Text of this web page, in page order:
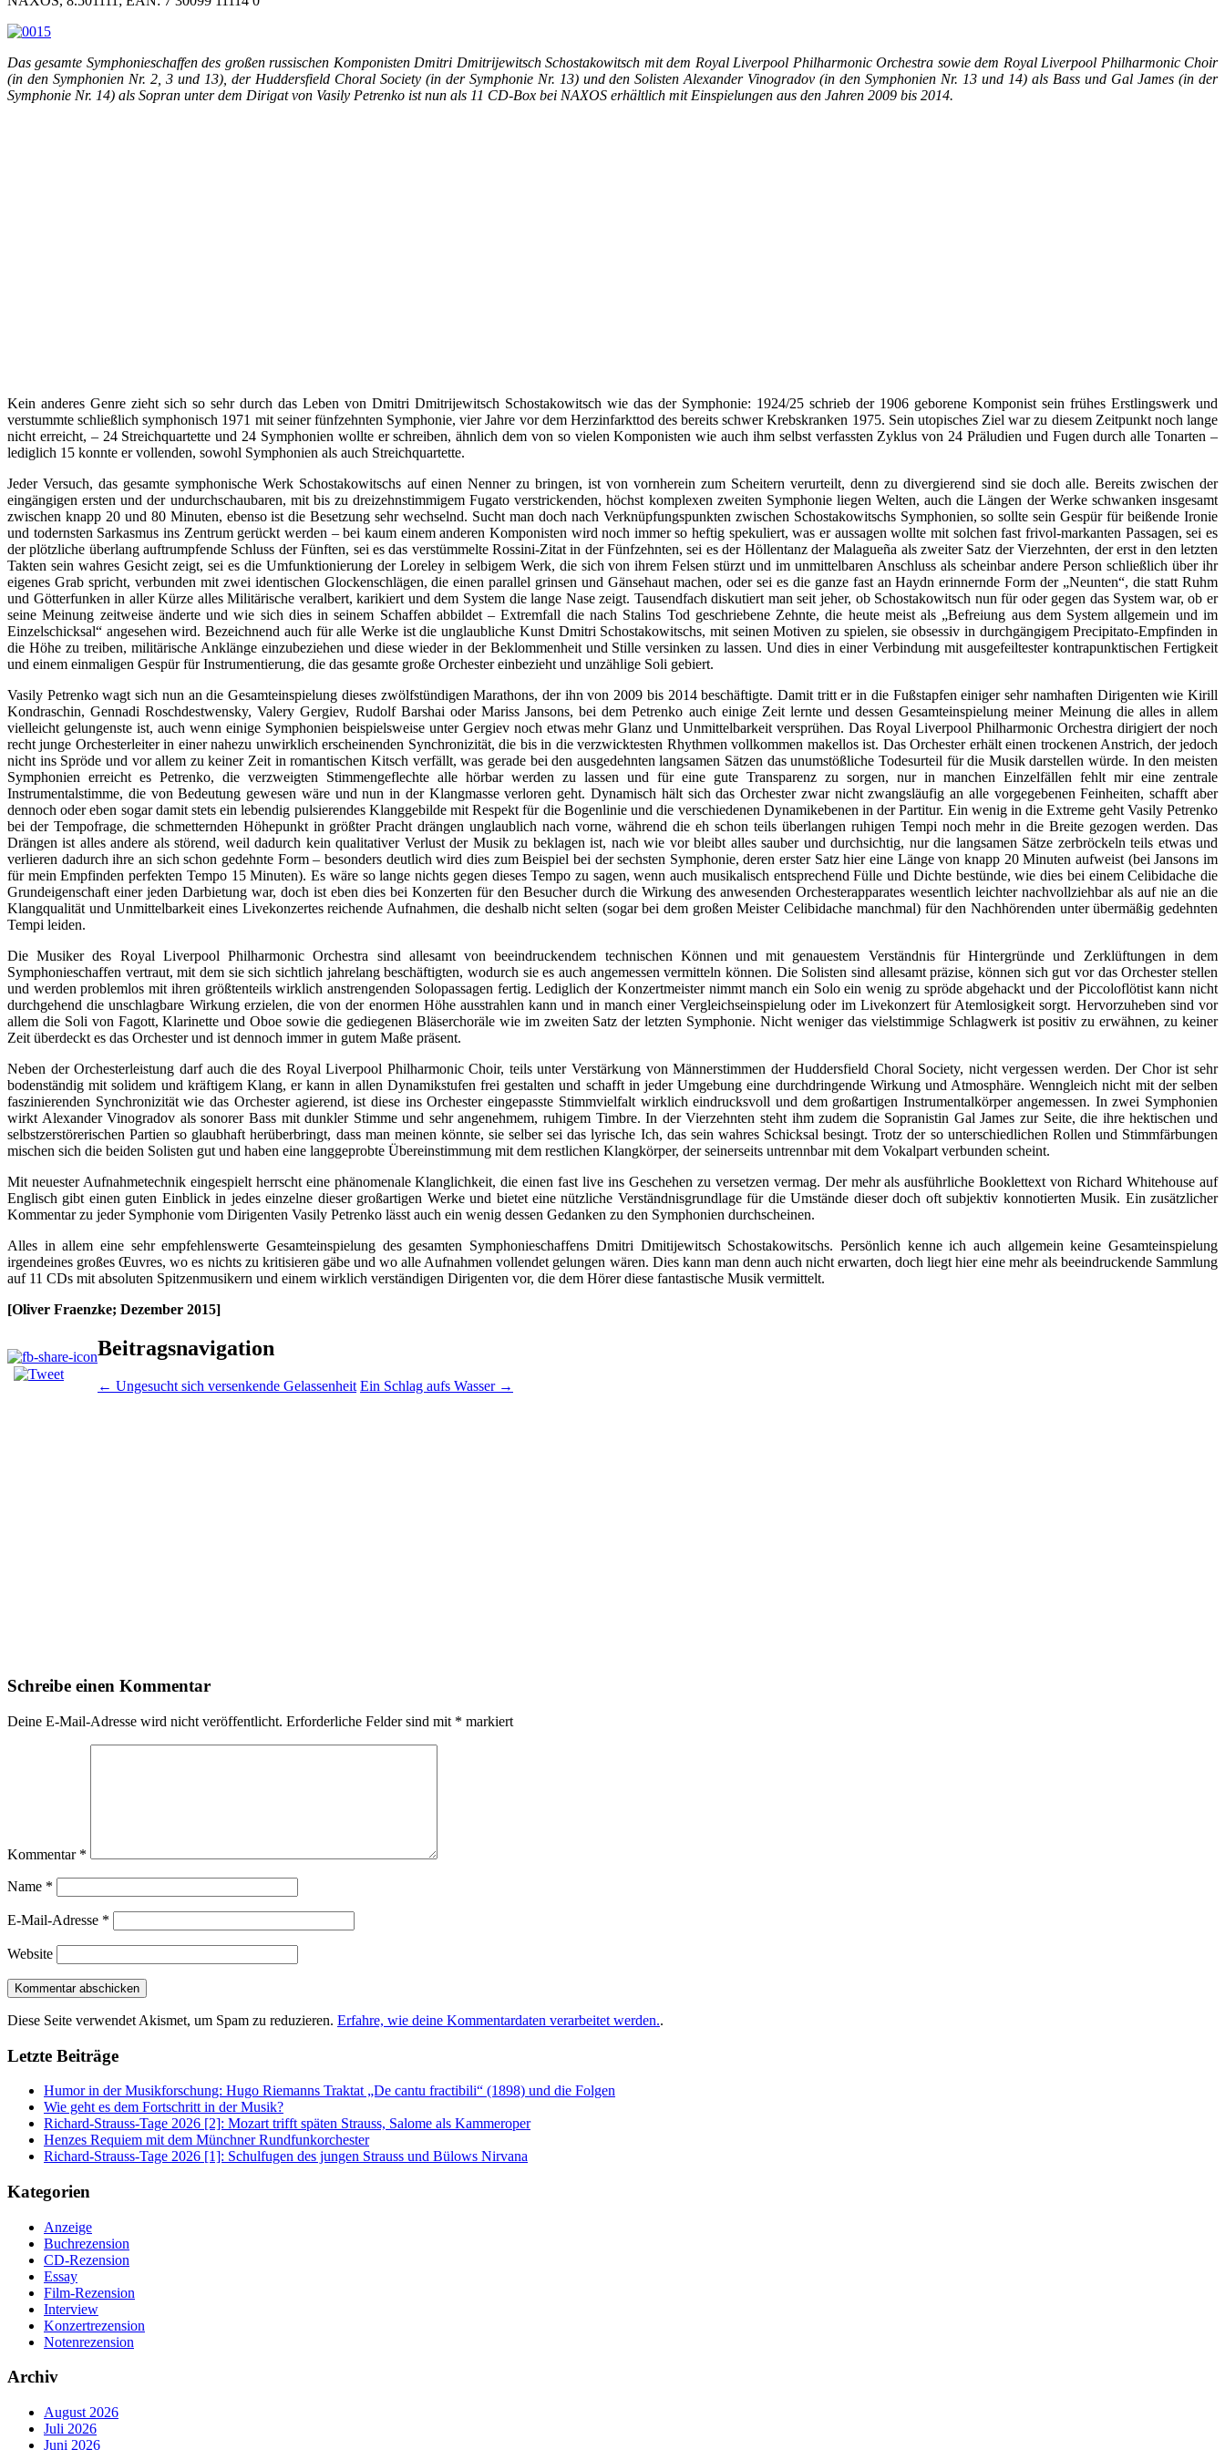
Das gesamte Symphonieschaffen des großen russischen Komponisten Dmitri Dmitrijewitsch Schostakowitsch mit dem Royal Liverpool Philharmonic Orchestra sowie dem Royal Liverpool Philharmonic Choir
(in den Symphonien Nr. 2, 3 und 13), der Huddersfield Choral Society (in der Symphonie Nr. 13) und den Solisten Alexander Vinogradov (in den Symphonien Nr. 13 und 14) als Bass und Gal James (in der
Symphonie Nr. 14) als Sopran unter dem Dirigat von Vasily Petrenko ist nun als 11 CD-Box bei NAXOS erhältlich mit Einspielungen aus den Jahren 2009 bis 2014.
Kein anderes Genre zieht sich so sehr durch das Leben von Dmitri Dmitrijewitsch Schostakowitsch wie das der Symphonie: 1924/25 schrieb der 1906 geborene Komponist sein frühes Erstlingswerk und
verstummte schließlich symphonisch 1971 mit seiner fünfzehnten Symphonie, vier Jahre vor dem Herzinfarkttod des bereits schwer Krebskranken 1975. Sein utopisches Ziel war zu diesem Zeitpunkt noch lange
nicht erreicht, – 24 Streichquartette und 24 Symphonien wollte er schreiben, ähnlich dem von so vielen Komponisten wie auch ihm selbst verfassten Zyklus von 24 Präludien und Fugen durch alle Tonarten –
lediglich 15 konnte er vollenden, sowohl Symphonien als auch Streichquartette.
Jeder Versuch, das gesamte symphonische Werk Schostakowitschs auf einen Nenner zu bringen, ist von vornherein zum Scheitern verurteilt, denn zu divergierend sind sie doch alle. Bereits zwischen der
eingängigen ersten und der undurchschaubaren, mit bis zu dreizehnstimmigem Fugato verstrickenden, höchst komplexen zweiten Symphonie liegen Welten, auch die Längen der Werke schwanken insgesamt
zwischen knapp 20 und 80 Minuten, ebenso ist die Besetzung sehr wechselnd. Sucht man doch nach Verknüpfungspunkten zwischen Schostakowitschs Symphonien, so sollte sein Gespür für beißende Ironie
und todernsten Sarkasmus ins Zentrum gerückt werden – bei kaum einem anderen Komponisten wird noch immer so heftig spekuliert, was er aussagen wollte mit solchen fast frivol-markanten Passagen, sei es
der plötzliche überlang auftrumpfende Schluss der Fünften, sei es das verstümmelte Rossini-Zitat in der Fünfzehnten, sei es der Höllentanz der Malagueña als zweiter Satz der Vierzehnten, der erst in den letzten
Takten sein wahres Gesicht zeigt, sei es die Umfunktionierung der Loreley in selbigem Werk, die sich von ihrem Felsen stürzt und im unmittelbaren Anschluss als scheinbar andere Person schließlich über ihr
eigenes Grab spricht, verbunden mit zwei identischen Glockenschlägen, die einen parallel grinsen und Gänsehaut machen, oder sei es die ganze fast an Haydn erinnernde Form der „Neunten“, die statt Ruhm
und Götterfunken in aller Kürze alles Militärische veralbert, karikiert und dem System die lange Nase zeigt. Tausendfach diskutiert man seit jeher, ob Schostakowitsch nun für oder gegen das System war, ob er
seine Meinung zeitweise änderte und wie sich dies in seinem Schaffen abbildet – Extremfall die nach Stalins Tod geschriebene Zehnte, die heute meist als „Befreiung aus dem System allgemein und im
Einzelschicksal“ angesehen wird. Bezeichnend auch für alle Werke ist die unglaubliche Kunst Dmitri Schostakowitschs, mit seinen Motiven zu spielen, sie obsessiv in durchgängigem Precipitato-Empfinden in
die Höhe zu treiben, militärische Anklänge einzubeziehen und diese wieder in der Beklommenheit und Stille versinken zu lassen. Und dies in einer Verbindung mit ausgefeiltester kontrapunktischen Fertigkeit
und einem einmaligen Gespür für Instrumentierung, die das gesamte große Orchester einbezieht und unzählige Soli gebiert.
Vasily Petrenko wagt sich nun an die Gesamteinspielung dieses zwölfstündigen Marathons, der ihn von 2009 bis 2014 beschäftigte. Damit tritt er in die Fußstapfen einiger sehr namhaften Dirigenten wie Kirill
Kondraschin, Gennadi Roschdestwensky, Valery Gergiev, Rudolf Barshai oder Mariss Jansons, bei dem Petrenko auch einige Zeit lernte und dessen Gesamteinspielung meiner Meinung die alles in allem
vielleicht gelungenste ist, auch wenn einige Symphonien beispielsweise unter Gergiev noch etwas mehr Glanz und Unmittelbarkeit versprühen. Das Royal Liverpool Philharmonic Orchestra dirigiert der noch
recht junge Orchesterleiter in einer nahezu unwirklich erscheinenden Synchronizität, die bis in die verzwicktesten Rhythmen vollkommen makellos ist. Das Orchester erhält einen trockenen Anstrich, der jedoch
nicht ins Spröde und vor allem zu keiner Zeit in romantischen Kitsch verfällt, was gerade bei den ausgedehnten langsamen Sätzen das unumstößliche Todesurteil für die Musik darstellen würde. In den meisten
Symphonien erreicht es Petrenko, die verzweigten Stimmengeflechte alle hörbar werden zu lassen und für eine gute Transparenz zu sorgen, nur in manchen Einzelfällen fehlt mir eine zentrale
Instrumentalstimme, die von Bedeutung gewesen wäre und nun in der Klangmasse verloren geht. Dynamisch hält sich das Orchester zwar nicht zwangsläufig an alle vorgegebenen Feinheiten, schafft aber
dennoch oder eben sogar damit stets ein lebendig pulsierendes Klanggebilde mit Respekt für die Bogenlinie und die verschiedenen Dynamikebenen in der Partitur. Ein wenig in die Extreme geht Vasily Petrenko
bei der Tempofrage, die schmetternden Höhepunkt in größter Pracht drängen unglaublich nach vorne, während die eh schon teils überlangen ruhigen Tempi noch mehr in die Breite gezogen werden. Das
Drängen ist alles andere als störend, weil dadurch kein qualitativer Verlust der Musik zu beklagen ist, nach wie vor bleibt alles sauber und durchsichtig, nur die langsamen Sätze zerbröckeln teils etwas und
verlieren dadurch ihre an sich schon gedehnte Form – besonders deutlich wird dies zum Beispiel bei der sechsten Symphonie, deren erster Satz hier eine Länge von knapp 20 Minuten aufweist (bei Jansons im
für mein Empfinden perfekten Tempo 15 Minuten). Es wäre so lange nichts gegen dieses Tempo zu sagen, wenn auch musikalisch entsprechend Fülle und Dichte bestünde, wie dies bei einem Celibidache die
Grundeigenschaft einer jeden Darbietung war, doch ist eben dies bei Konzerten für den Besucher durch die Wirkung des anwesenden Orchesterapparates wesentlich leichter nachvollziehbar als auf nie an die
Klangqualität und Unmittelbarkeit eines Livekonzertes reichende Aufnahmen, die deshalb nicht selten (sogar bei dem großen Meister Celibidache manchmal) für den Nachhörenden unter übermäßig gedehnten
Tempi leiden.
Die Musiker des Royal Liverpool Philharmonic Orchestra sind allesamt von beeindruckendem technischen Können und mit genauestem Verständnis für Hintergründe und Zerklüftungen in dem
Symphonieschaffen vertraut, mit dem sie sich sichtlich jahrelang beschäftigten, wodurch sie es auch angemessen vermitteln können. Die Solisten sind allesamt präzise, können sich gut vor das Orchester stellen
und werden problemlos mit ihren größtenteils wirklich anstrengenden Solopassagen fertig. Lediglich der Konzertmeister nimmt manch ein Solo ein wenig zu spröde abgehackt und der Piccoloflötist kann nicht
durchgehend die unschlagbare Wirkung erzielen, die von der enormen Höhe ausstrahlen kann und in manch einer Vergleichseinspielung oder im Livekonzert für Atemlosigkeit sorgt. Hervorzuheben sind vor
allem die Soli von Fagott, Klarinette und Oboe sowie die gediegenen Bläserchoräle wie im zweiten Satz der letzten Symphonie. Nicht weniger das vielstimmige Schlagwerk ist positiv zu erwähnen, zu keiner
Zeit überdeckt es das Orchester und ist dennoch immer in gutem Maße präsent.
Neben der Orchesterleistung darf auch die des Royal Liverpool Philharmonic Choir, teils unter Verstärkung von Männerstimmen der Huddersfield Choral Society, nicht vergessen werden. Der Chor ist sehr
bodenständig mit solidem und kräftigem Klang, er kann in allen Dynamikstufen frei gestalten und schafft in jeder Umgebung eine durchdringende Wirkung und Atmosphäre. Wenngleich nicht mit der selben
faszinierenden Synchronizität wie das Orchester agierend, ist diese ins Orchester eingepasste Stimmvielfalt wirklich eindrucksvoll und dem großartigen Instrumentalkörper angemessen. In zwei Symphonien
wirkt Alexander Vinogradov als sonorer Bass mit dunkler Stimme und sehr angenehmem, ruhigem Timbre. In der Vierzehnten steht ihm zudem die Sopranistin Gal James zur Seite, die ihre hektischen und
selbstzerstörerischen Partien so glaubhaft herüberbringt, dass man meinen könnte, sie selber sei das lyrische Ich, das sein wahres Schicksal besingt. Trotz der so unterschiedlichen Rollen und Stimmfärbungen
mischen sich die beiden Solisten gut und haben eine langgeprobte Übereinstimmung mit dem restlichen Klangkörper, der seinerseits untrennbar mit dem Vokalpart verbunden scheint.
Mit neuester Aufnahmetechnik eingespielt herrscht eine phänomenale Klanglichkeit, die einen fast live ins Geschehen zu versetzen vermag. Der mehr als ausführliche Booklettext von Richard Whitehouse auf
Englisch gibt einen guten Einblick in jedes einzelne dieser großartigen Werke und bietet eine nützliche Verständnisgrundlage für die Umstände dieser doch oft subjektiv konnotierten Musik. Ein zusätzlicher
Kommentar zu jeder Symphonie vom Dirigenten Vasily Petrenko lässt auch ein wenig dessen Gedanken zu den Symphonien durchscheinen.
Alles in allem eine sehr empfehlenswerte Gesamteinspielung des gesamten Symphonieschaffens Dmitri Dmitijewitsch Schostakowitschs. Persönlich kenne ich auch allgemein keine Gesamteinspielung
irgendeines großes Œuvres, wo es nichts zu kritisieren gäbe und wo alle Aufnahmen vollendet gelungen wären. Dies kann man denn auch nicht erwarten, doch liegt hier eine mehr als beeindruckende Sammlung
auf 11 CDs mit absoluten Spitzenmusikern und einem wirklich verständigen Dirigenten vor, die dem Hörer diese fantastische Musik vermittelt.
[Oliver Fraenzke; Dezember 2015]
Beitragsnavigation
← Ungesucht sich versenkende Gelassenheit Ein Schlag aufs Wasser →
Schreibe einen Kommentar
Deine E-Mail-Adresse wird nicht veröffentlicht. Erforderliche Felder sind mit * markiert
Kommentar *
Name *
E-Mail-Adresse *
Website
Diese Seite verwendet Akismet, um Spam zu reduzieren. Erfahre, wie deine Kommentardaten verarbeitet werden..
Letzte Beiträge
Humor in der Musikforschung: Hugo Riemanns Traktat „De cantu fractibili“ (1898) und die Folgen
Wie geht es dem Fortschritt in der Musik?
Richard-Strauss-Tage 2026 [2]: Mozart trifft späten Strauss, Salome als Kammeroper
Henzes Requiem mit dem Münchner Rundfunkorchester
Richard-Strauss-Tage 2026 [1]: Schulfugen des jungen Strauss und Bülows Nirvana
Kategorien
Anzeige
Buchrezension
CD-Rezension
Essay
Film-Rezension
Interview
Konzertrezension
Notenrezension
Archiv
August 2026
Juli 2026
Juni 2026